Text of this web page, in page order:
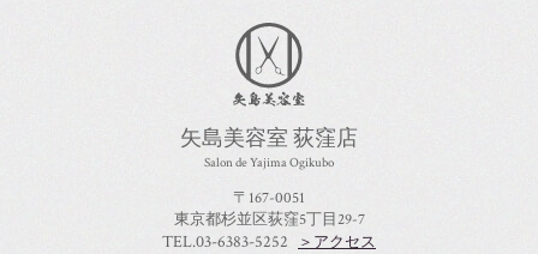
矢島美容室 荻窪店
Salon de Yajima Ogikubo
〒167-0051
東京都杉並区荻窪5丁目29-7
TEL.03-6383-5252 ＞アクセス